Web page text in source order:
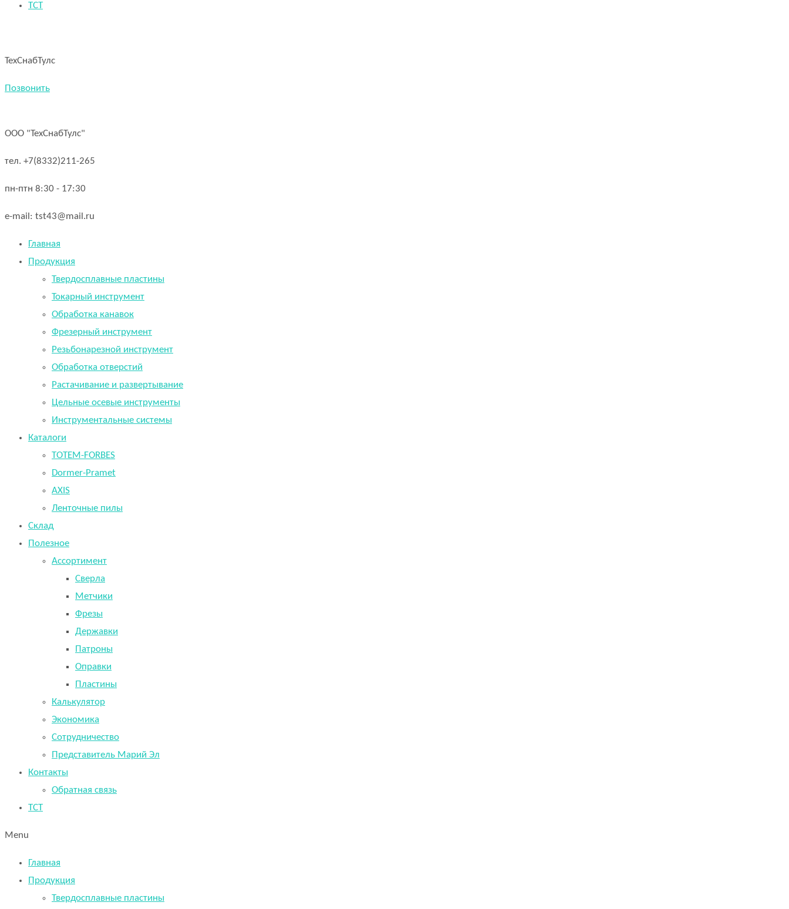
TCT
ТехСнабТулс
Позвонить
ООО "ТехСнабТулс"
тел. +7(8332)211-265
пн-птн 8:30 - 17:30
e-mail: tst43@mail.ru
Главная
Продукция
Твердосплавные пластины
Токарный инструмент
Обработка канавок
Фрезерный инструмент
Резьбонарезной инструмент
Обработка отверстий
Растачивание и развертывание
Цельные осевые инструменты
Инструментальные системы
Каталоги
TOTEM-FORBES
Dormer-Pramet
AXIS
Ленточные пилы
Склад
Полезное
Ассортимент
Сверла
Метчики
Фрезы
Державки
Патроны
Оправки
Пластины
Калькулятор
Экономика
Сотрудничество
Представитель Марий Эл
Контакты
Обратная связь
TCT
Menu
Главная
Продукция
Твердосплавные пластины